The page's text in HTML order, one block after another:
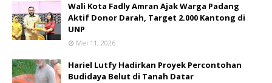
Wali Kota Fadly Amran Ajak Warga Padang
Aktif Donor Darah, Target 2.000 Kantong di
UNP
Mei 11, 2026
Hariel Lutfy Hadirkan Proyek Percontohan
Budidaya Belut di Tanah Datar